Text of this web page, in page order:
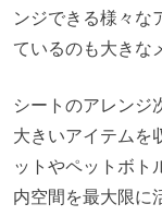
ンジできる様々な
ているのも大きな
シートのアレンジ
大きいアイテムを
ットやペットボト
内空間を最大限に